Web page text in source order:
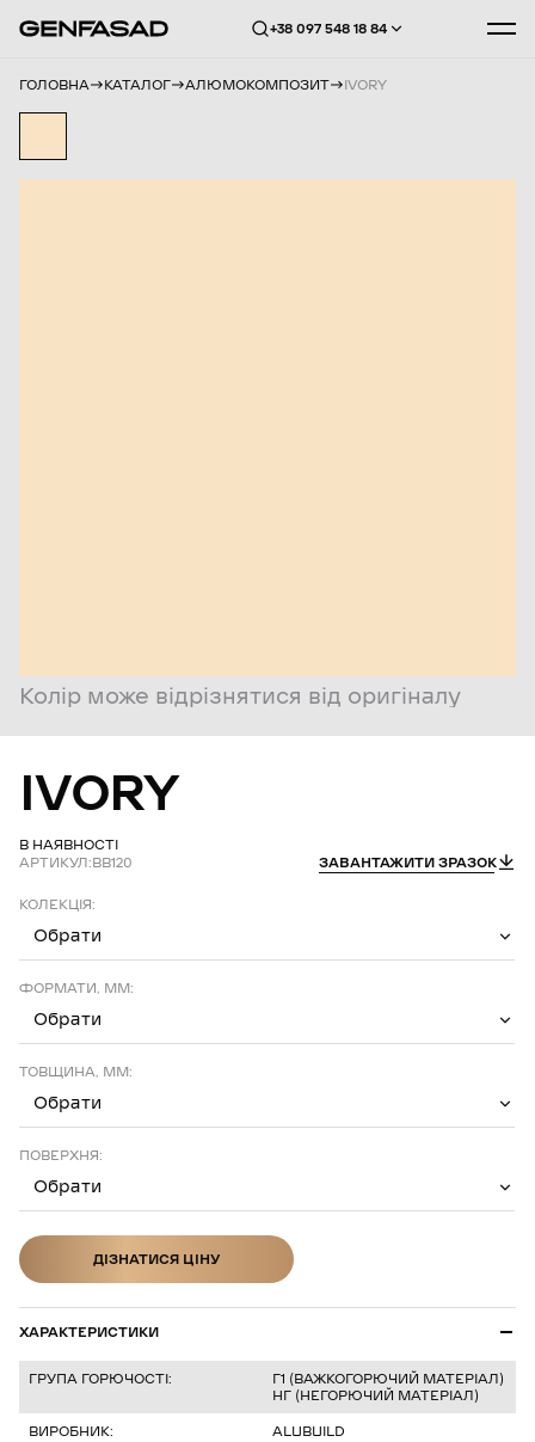
+38 097 548 18 84
ГОЛОВНА КАТАЛОГ АЛЮМОКОМПОЗИТ IVORY
Колір може відрізнятися від оригіналу
IVORY
В НАЯВНОСТІ
АРТИКУЛ:BB120 ЗАВАНТАЖИТИ ЗРАЗОК
КОЛЕКЦІЯ:
Обрати
ФОРМАТИ, ММ:
Обрати
ТОВЩИНА, ММ:
Обрати
ПОВЕРХНЯ:
Обрати
ДІЗНАТИСЯ ЦІНУ
ХАРАКТЕРИСТИКИ
ГРУПА ГОРЮЧОСТІ:
Г1 (ВАЖКОГОРЮЧИЙ МАТЕРІАЛ)
НГ (НЕГОРЮЧИЙ МАТЕРІАЛ)
ВИРОБНИК:
ALUBUILD